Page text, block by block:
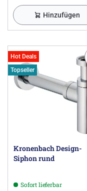
Hinzufügen
Hot Deals
Topseller
Kronenbach Design-
Siphon rund
Sofort lieferbar